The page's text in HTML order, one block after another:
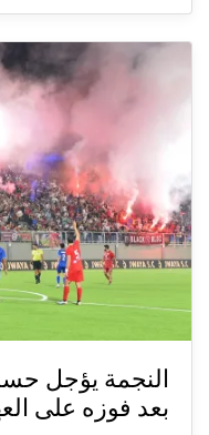
النجمة يؤجل
بعد فوزه على